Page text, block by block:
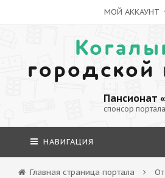
МОЙ АККАУНТ
городской
Пансионат
спонсор портала
НАВИГАЦИЯ
Главная страница портала